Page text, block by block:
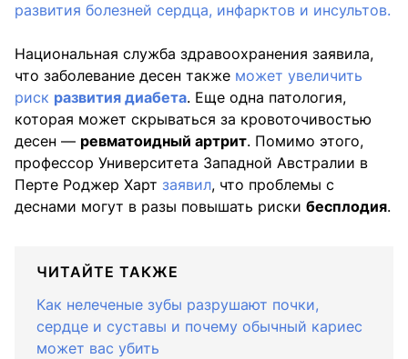
развития болезней сердца, инфарктов и инсультов.
Национальная служба здравоохранения заявила,
что заболевание десен также может увеличить
риск развития диабета. Еще одна патология,
которая может скрываться за кровоточивостью
десен — ревматоидный артрит. Помимо этого,
профессор Университета Западной Австралии в
Перте Роджер Харт заявил, что проблемы с
деснами могут в разы повышать риски бесплодия.
ЧИТАЙТЕ ТАКЖЕ
Как нелеченые зубы разрушают почки,
сердце и суставы и почему обычный кариес
может вас убить